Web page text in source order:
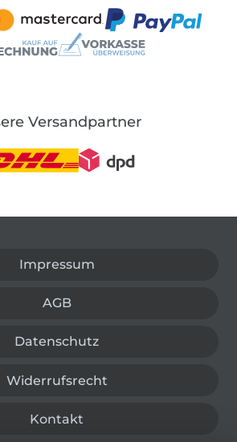
Versandpartner
Impressum
AGB
Datenschutz
Widerrufsrecht
Kontakt